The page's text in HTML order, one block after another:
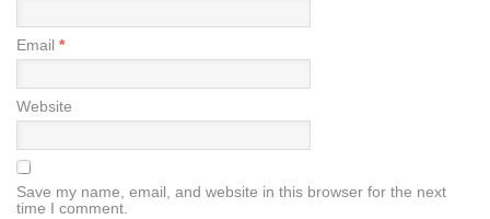
Email *
Website
Save my name, email, and website in this browser for the next
time I comment.